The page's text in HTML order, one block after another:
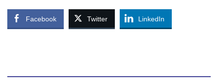
Facebook Twitter LinkedIn